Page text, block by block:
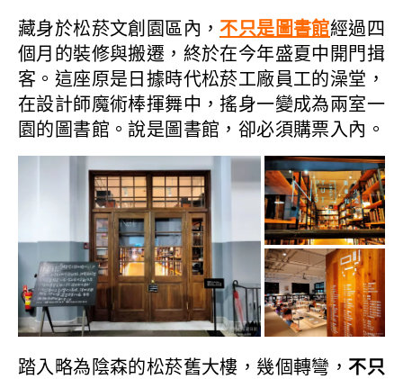
藏身於松菸文創園區內，不只是圖書館經過四
個月的裝修與搬遷，終於在今年盛夏中開門揖
客。這座原是日據時代松菸工廠員工的澡堂，
在設計師魔術棒揮舞中，搖身一變成為兩室一
園的圖書館。說是圖書館，卻必須購票入內。
踏入略為陰森的松菸舊大樓，幾個轉彎，不只